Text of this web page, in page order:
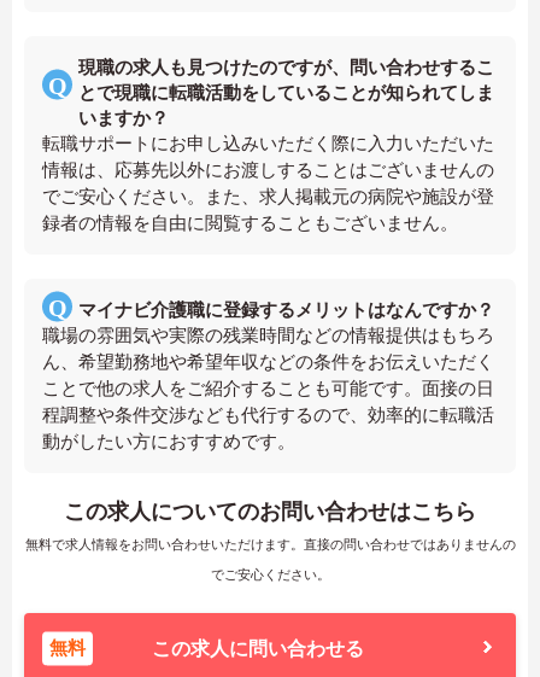
現職の求人も見つけたのですが、問い合わせするこ
とで現職に転職活動をしていることが知られてしま
いますか？
転職サポートにお申し込みいただく際に入力いただいた
情報は、応募先以外にお渡しすることはございませんの
でご安心ください。また、求人掲載元の病院や施設が登
録者の情報を自由に閲覧することもございません。
マイナビ介護職に登録するメリットはなんですか？
職場の雰囲気や実際の残業時間などの情報提供はもちろ
ん、希望勤務地や希望年収などの条件をお伝えいただく
ことで他の求人をご紹介することも可能です。面接の日
程調整や条件交渉なども代行するので、効率的に転職活
動がしたい方におすすめです。
この求人についてのお問い合わせはこちら
無料で求人情報をお問い合わせいただけます。直接の問い合わせではありませんの
でご安心ください。
無料 この求人に問い合わせる